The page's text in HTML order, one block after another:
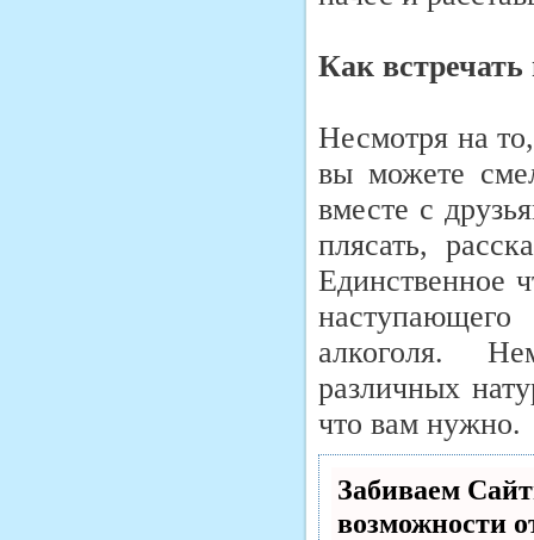
Как встречать
Несмотря на
вы можете
вместе с
плясать,
Единственное
алкоголя.
различных
что вам нужно.
Забиваем
возможности